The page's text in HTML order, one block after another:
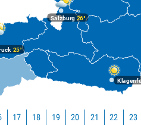
25°
Salzburg26°
17 18 19 20 21 22 23